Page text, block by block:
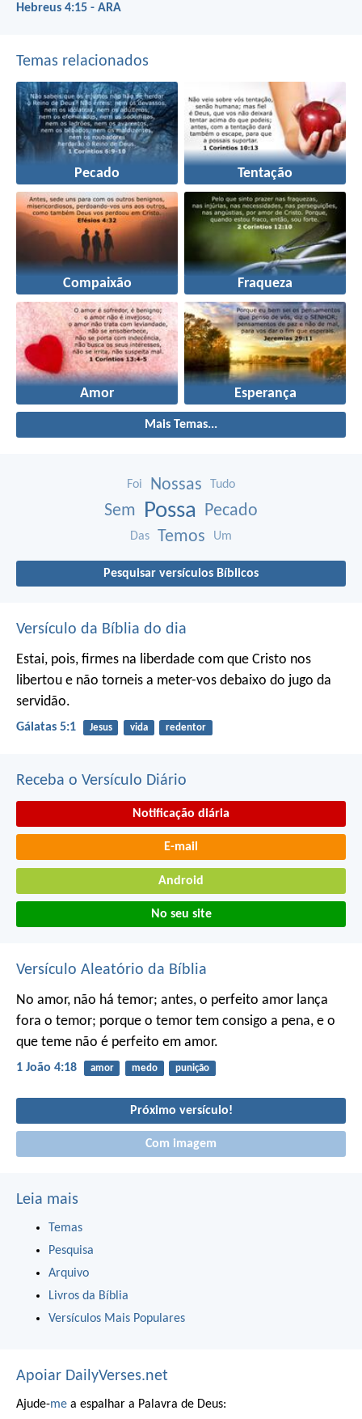
Hebreus 4:15 - ARA
Temas relacionados
Pecado Tentação
Compaixão Fraqueza
Amor Esperança
Mais Temas...
Foi Nossas Tudo
Sem Possa Pecado
Das Temos Um
Pesquisar versículos Bíblicos
Versículo da Bíblia do dia
Estai, pois, firmes na liberdade com que Cristo nos
libertou e não torneis a meter-vos debaixo do jugo da
servidão.
Gálatas 5:1 Jesus vida redentor
Receba o Versículo Diário
Notificação diária
E-mail
Android
No seu site
Versículo Aleatório da Bíblia
No amor, não há temor; antes, o perfeito amor lança
fora o temor; porque o temor tem consigo a pena, e o
que teme não é perfeito em amor.
1 João 4:18 amor medo punição
Próximo versículo!
Com imagem
Leia mais
Temas
Pesquisa
Arquivo
Livros da Bíblia
Versículos Mais Populares
Apoiar DailyVerses.net
Ajude-me a espalhar a Palavra de Deus: